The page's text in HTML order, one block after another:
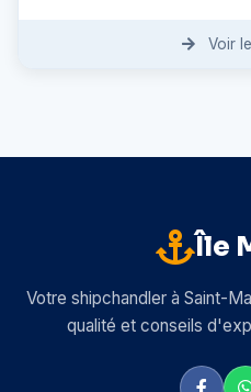
Voir
Île
Votre shipchandler à Saint-
qualité et conseils